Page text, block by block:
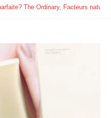
The Ordinary, Facteurs